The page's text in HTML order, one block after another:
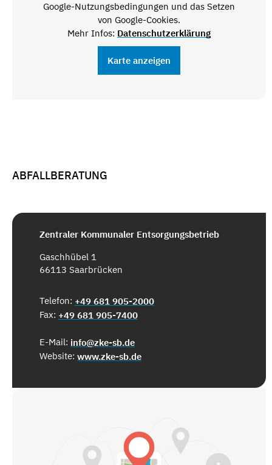
Google-Nutzungsbedingungen und das Setzen
von Google-Cookies.
Mehr Infos: Datenschutzerklärung
Karte anzeigen
ABFALLBERATUNG
Zentraler Kommunaler Entsorgungsbetrieb
Gaschhübel 1
66113 Saarbrücken
Telefon: +49 681 905-2000
Fax: +49 681 905-7400
E-Mail: info@zke-sb.de
Website: www.zke-sb.de